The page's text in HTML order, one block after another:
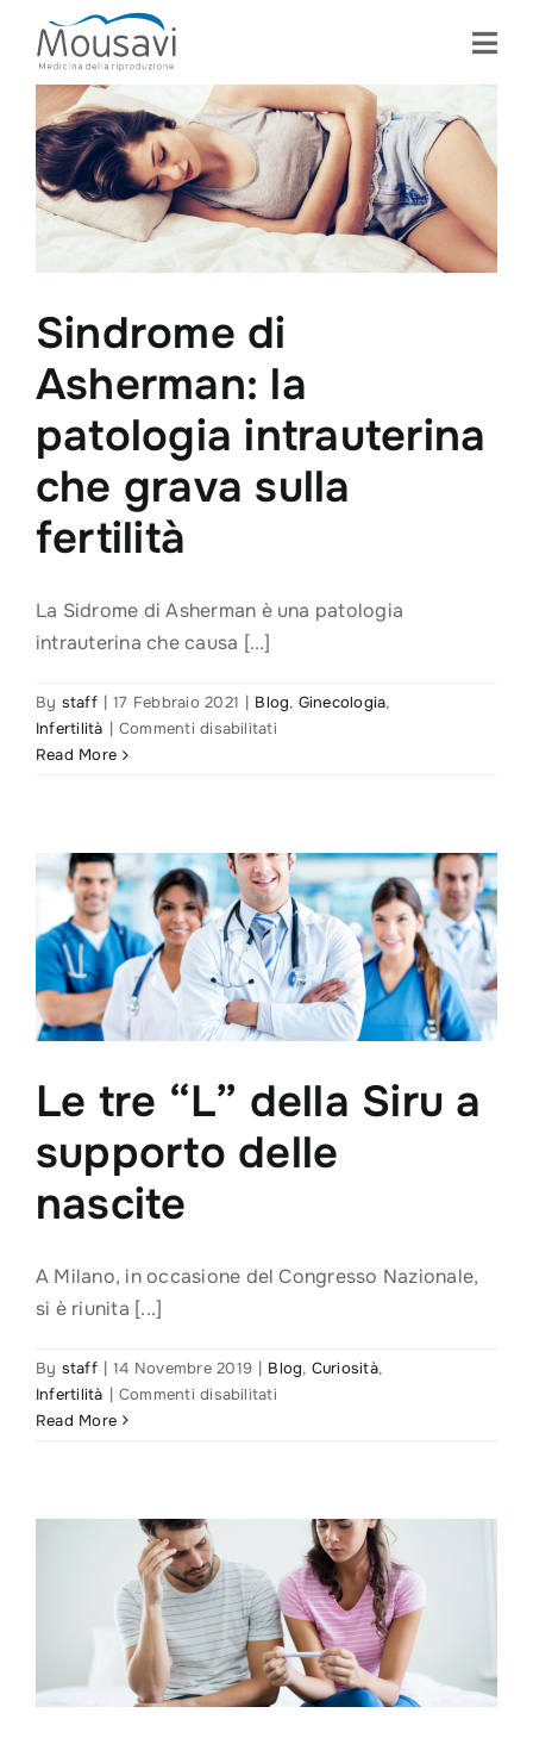
content
Sindrome di
Asherman: la
patologia intrauterina
che grava sulla
fertilità
La Sidrome di Asherman è una patologia
intrauterina che causa [...]
By staff | 17 Febbraio 2021 | Blog, Ginecologia,
Infertilità | Commenti disabilitatisu
patologia
intrauterina
che
grava
sulla
fertilità
Read More
Le tre “L” della Siru a
supporto delle
nascite
A Milano, in occasione del Congresso Nazionale,
si è riunita [...]
By staff | 14 Novembre 2019 | Blog, Curiosità,
Infertilità | Commenti disabilitatisu
Siru
supporto
delle
nascite
Read More